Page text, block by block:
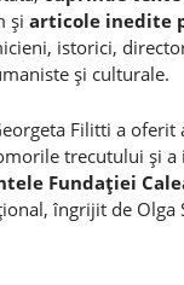
şi articole inedite
istorici,
şi culturale.
Filitti a
trecutului şi
Fundaţiei
îngrijit de Olga